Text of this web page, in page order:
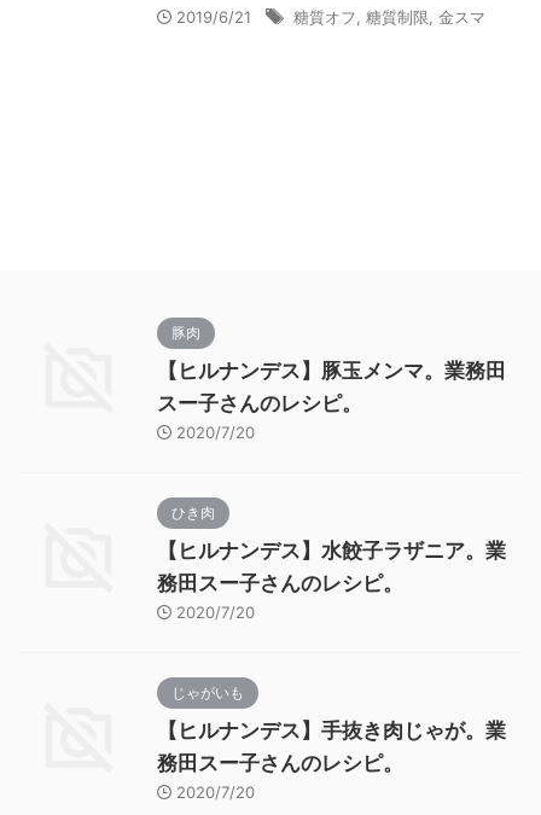
2019/6/21 糖質オフ 糖質制限 金スマ
豚肉
【ヒルナンデス】豚玉メンマ。業務田
スー子さんのレシピ。
2020/7/20
ひき肉
【ヒルナンデス】水餃子ラザニア。業
務田スー子さんのレシピ。
2020/7/20
じゃがいも
【ヒルナンデス】手抜き肉じゃが。業
務田スー子さんのレシピ。
2020/7/20